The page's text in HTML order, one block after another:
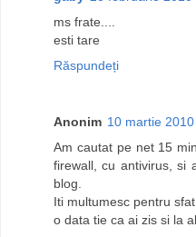
ms frate....
esti tare
Răspundeți
Anonim 10 martie
Am cautat pe net 15
firewall, cu antivirus, si
blog.
Iti multumesc pentru
o data tie ca ai zis si la